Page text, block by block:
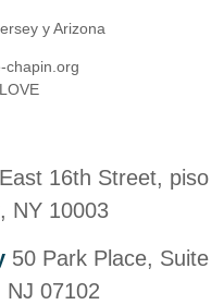
y Arizona
chapin.org
16th Street, piso
NY 10003
50 Park Place, Suite
NJ 07102